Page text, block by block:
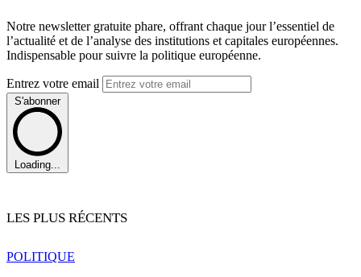
Notre newsletter gratuite phare, offrant chaque jour l’essentiel de
l’actualité et de l’analyse des institutions et capitales européennes.
Indispensable pour suivre la politique européenne.
Entrez votre email
S'abonner
Loading...
LES PLUS RÉCENTS
POLITIQUE